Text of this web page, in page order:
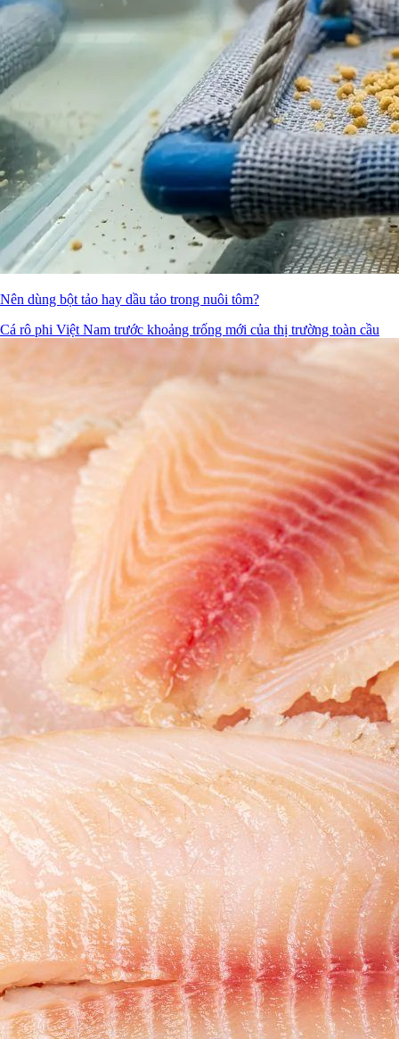
Nên dùng bột tảo hay dầu tảo trong nuôi tôm?
Cá rô phi Việt Nam trước khoảng trống mới của thị trường toàn cầu